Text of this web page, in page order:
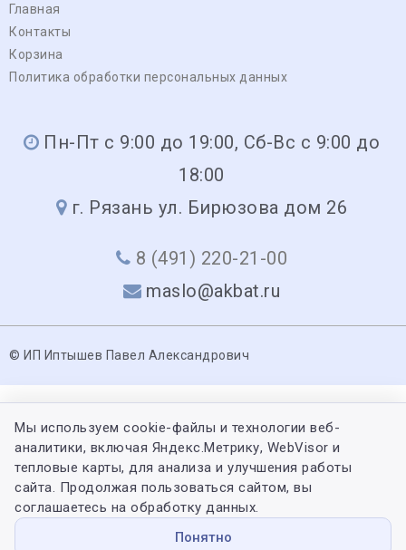
Главная
Контакты
Корзина
Политика обработки персональных данных
Пн-Пт с 9:00 до 19:00, Сб-Вс с 9:00 до
18:00
г. Рязань ул. Бирюзова дом 26
8 (491) 220-21-00
maslo@akbat.ru
© ИП Иптышев Павел Александрович
Мы используем cookie-файлы и технологии веб-
аналитики, включая Яндекс.Метрику, WebVisor и
тепловые карты, для анализа и улучшения работы
сайта. Продолжая пользоваться сайтом, вы
соглашаетесь на обработку данных.
Понятно